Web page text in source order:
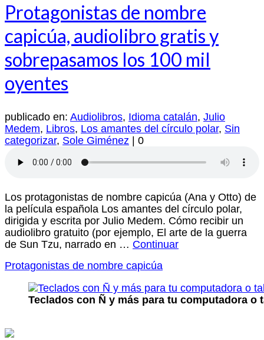
Protagonistas de nombre
capicúa, audiolibro gratis y
sobrepasamos los 100 mil
oyentes
publicado en: Audiolibros, Idioma catalán, Julio
Medem, Libros, Los amantes del círculo polar, Sin
categorizar, Sole Giménez 0
Los protagonistas de nombre capicúa (Ana y Otto) de
la película española Los amantes del círculo polar,
dirigida y escrita por Julio Medem. Cómo recibir un
audiolibro gratuito (por ejemplo, El arte de la guerra
de Sun Tzu, narrado en … Continuar
Protagonistas de nombre capicúa
Teclados con Ñ y más para tu computadora o